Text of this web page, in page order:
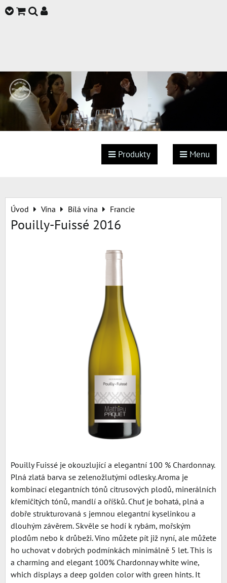
Produkty Menu
Úvod Vína Bílá vína Francie
Pouilly-Fuissé 2016
Pouilly Fuissé je okouzlující a elegantní 100 % Chardonnay.
Plná zlatá barva se zelenožlutými odlesky. Aroma je
kombinací elegantních tónů citrusových plodů, minerálních
křemičitých tónů, mandlí a oříšků. Chuť je bohatá, plná a
dobře strukturovaná s jemnou elegantní kyselinkou a
dlouhým závěrem. Skvěle se hodí k rybám, mořským
plodům nebo k drůbeži. Víno můžete pít již nyní, ale můžete
ho uchovat v dobrých podmínkách minimálně 5 let. This is
a charming and elegant 100% Chardonnay white wine,
which displays a deep golden color with green hints. It